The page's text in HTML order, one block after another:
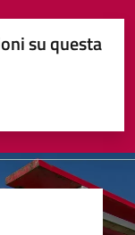
su questa